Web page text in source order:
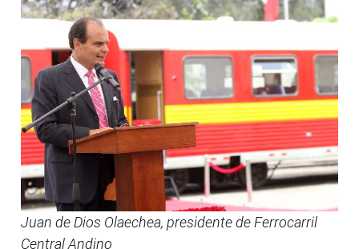
Juan de Dios Olaechea, presidente de Ferrocarril
Central Andino